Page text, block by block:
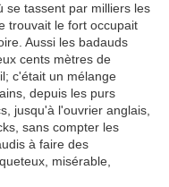
se tassent par milliers les
trouvait le fort occupait
Aussi les badauds
cents mètres de
c'était un mélange
depuis les purs
jusqu'à l'ouvrier anglais,
sans compter les
à faire des
misérable,